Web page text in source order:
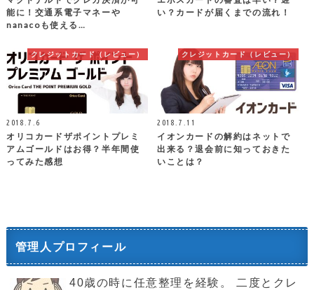
能に！交通系電子マネーや
nanacoも使える…
い？カードが届くまでの流れ！
クレジットカード（レビュー）
2018.7.6
オリコカードザポイントプレミ
アムゴールドはお得？半年間使
ってみた感想
クレジットカード（レビュー）
2018.7.11
イオンカードの解約はネットで
出来る？退会前に知っておきた
いことは？
管理人プロフィール
40歳の時に任意整理を経験。 二度とクレ